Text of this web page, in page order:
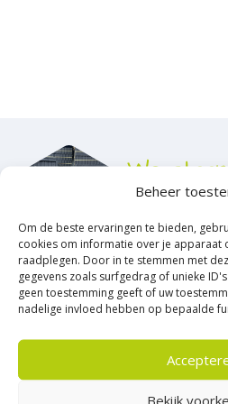
Beheer
Om de beste ervaringen te bieden,
cookies om informatie over je apparaat
raadplegen. Door in te stemmen met
gegevens zoals surfgedrag of unieke
geen toestemming geeft of uw
nadelige invloed hebben op bepaalde
Bekijk
De patio Square 20x30x6 cm is
naturelle, lava grigio, marrone
– De patio serie tegels hebben
– De kleuren van deze tuintegel
– De tegels nemen minder water
‘opliggen’
– Vuil en groene aanslag krijgen bij
Een echte topper binnen het
Patio Straight
Team Heerde
We
woord!
0578-
ff met ons